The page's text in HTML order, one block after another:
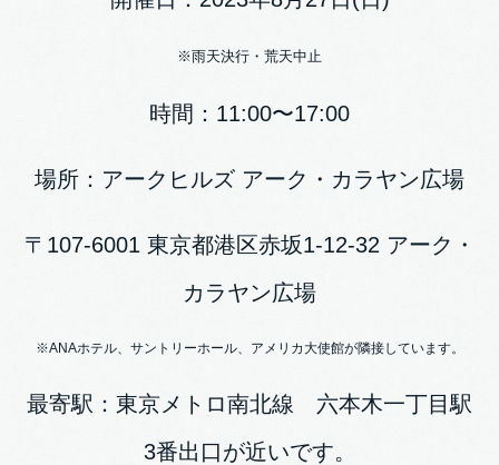
※雨天決行・荒天中止
時間：11:00〜17:00
場所：アークヒルズ アーク・カラヤン広場
〒107-6001 東京都港区赤坂1-12-32 アーク・
カラヤン広場
※ANAホテル、サントリーホール、アメリカ大使館が隣接しています。
最寄駅：東京メトロ南北線 六本木一丁目駅
3番出口が近いです。